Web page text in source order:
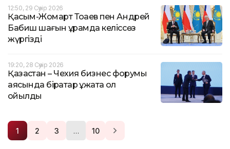
12:50, 29 Сәуір 2026
Қасым-Жомарт Тоқаев пен Андрей
Бабиш шағын құрамда келіссөз
жүргізді
19:20, 28 Сәуір 2026
Қазақстан – Чехия бизнес форумы
аясында бірқатар құжатқа қол
қойылды
1 2 3 … 10